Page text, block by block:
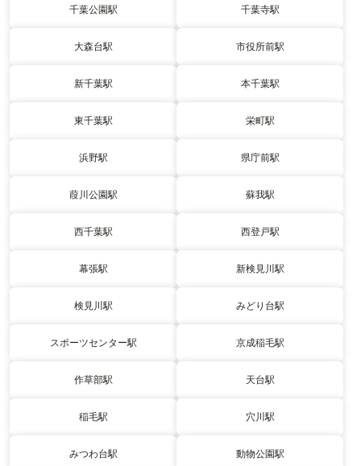
千葉公園駅 千葉寺駅
大森台駅 市役所前駅
新千葉駅 本千葉駅
東千葉駅 栄町駅
浜野駅 県庁前駅
葭川公園駅 蘇我駅
西千葉駅 西登戸駅
幕張駅 新検見川駅
検見川駅 みどり台駅
スポーツセンター駅 京成稲毛駅
作草部駅 天台駅
稲毛駅 穴川駅
みつわ台駅 動物公園駅